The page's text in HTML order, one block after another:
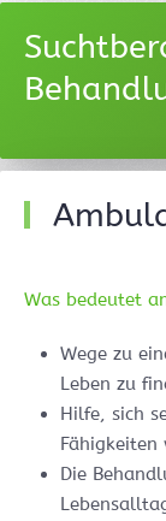
Was bedeutet
Wege zu
Leben zu
Hilfe, sich
Fähigkeiten
Die